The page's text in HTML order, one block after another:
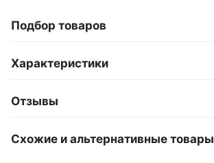
Подбор товаров
Характеристики
Отзывы
Схожие и альтернативные товары